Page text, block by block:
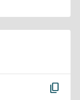
content_copy